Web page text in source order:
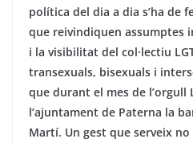
política del dia a dia s’ha de
que reivindiquen assumptes
i la visibilitat del col·lectiu
transexuals, bisexuals i
que durant el mes de l’orgull
l’ajuntament de Paterna la
Martí. Un gest que serveix